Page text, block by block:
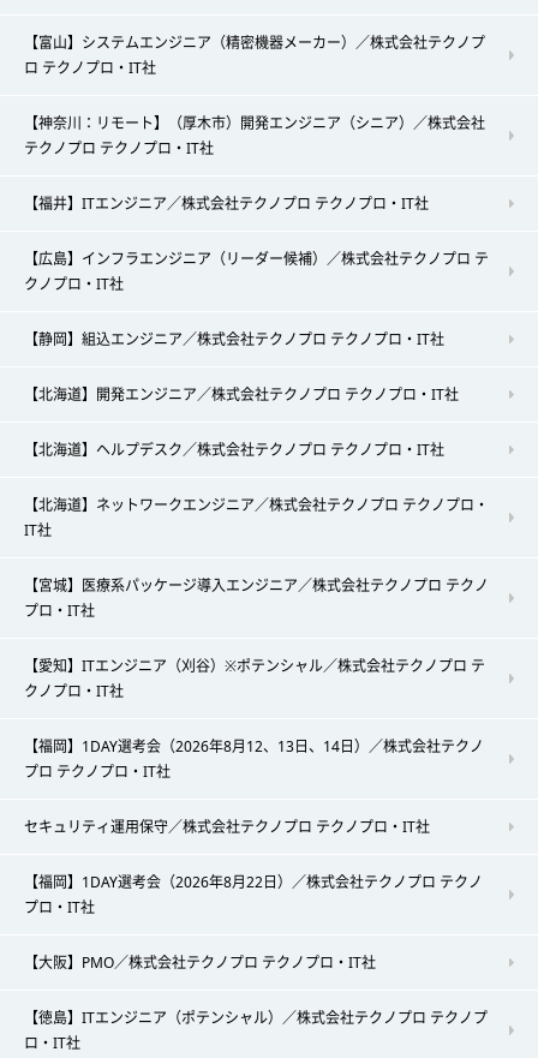
【富山】システムエンジニア（精密機器メーカー）／株式会社テクノプ
ロ テクノプロ・IT社
【神奈川：リモート】（厚木市）開発エンジニア（シニア）／株式会社
テクノプロ テクノプロ・IT社
【福井】ITエンジニア／株式会社テクノプロ テクノプロ・IT社
【広島】インフラエンジニア（リーダー候補）／株式会社テクノプロ テ
クノプロ・IT社
【静岡】組込エンジニア／株式会社テクノプロ テクノプロ・IT社
【北海道】開発エンジニア／株式会社テクノプロ テクノプロ・IT社
【北海道】ヘルプデスク／株式会社テクノプロ テクノプロ・IT社
【北海道】ネットワークエンジニア／株式会社テクノプロ テクノプロ・
IT社
【宮城】医療系パッケージ導入エンジニア／株式会社テクノプロ テクノ
プロ・IT社
【愛知】ITエンジニア（刈谷）※ポテンシャル／株式会社テクノプロ テ
クノプロ・IT社
【福岡】1DAY選考会（2026年8月12、13日、14日）／株式会社テクノ
プロ テクノプロ・IT社
セキュリティ運用保守／株式会社テクノプロ テクノプロ・IT社
【福岡】1DAY選考会（2026年8月22日）／株式会社テクノプロ テクノ
プロ・IT社
【大阪】PMO／株式会社テクノプロ テクノプロ・IT社
【徳島】ITエンジニア（ポテンシャル）／株式会社テクノプロ テクノプ
ロ・IT社